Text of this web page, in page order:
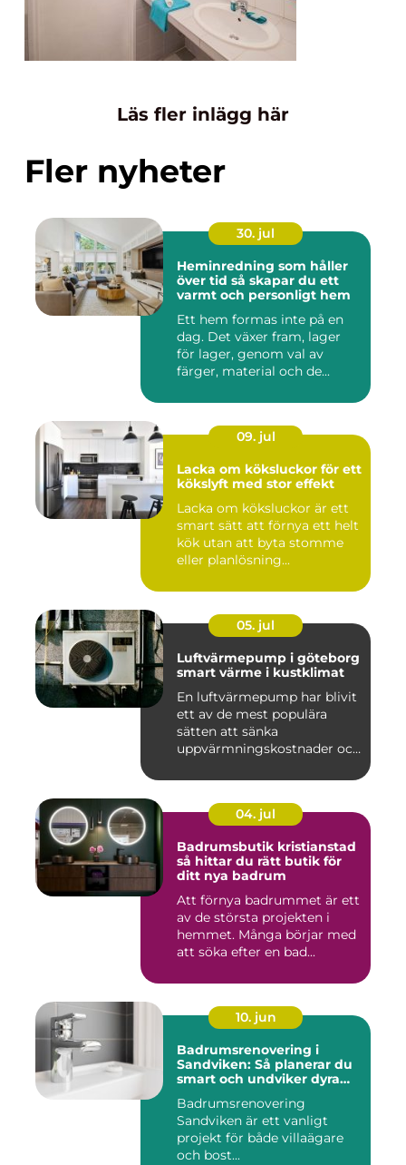
Läs fler inlägg här
Fler nyheter
30. jul
Heminredning som håller
över tid så skapar du ett
varmt och personligt hem
Ett hem formas inte på en
dag. Det växer fram, lager
för lager, genom val av
färger, material och de...
09. jul
Lacka om köksluckor för ett
kökslyft med stor effekt
Lacka om köksluckor är ett
smart sätt att förnya ett helt
kök utan att byta stomme
eller planlösning...
05. jul
Luftvärmepump i göteborg
smart värme i kustklimat
En luftvärmepump har blivit
ett av de mest populära
sätten att sänka
uppvärmningskostnader och
04. jul
Badrumsbutik kristianstad
så hittar du rätt butik för
ditt nya badrum
Att förnya badrummet är ett
av de största projekten i
hemmet. Många börjar med
att söka efter en bad...
10. jun
Badrumsrenovering i
Sandviken: Så planerar du
smart och undviker dyra
Badrumsrenovering
Sandviken är ett vanligt
projekt för både villaägare
och bost...